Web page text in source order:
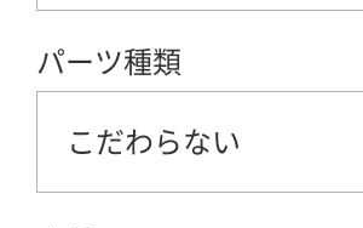
パーツ種類
こだわらない